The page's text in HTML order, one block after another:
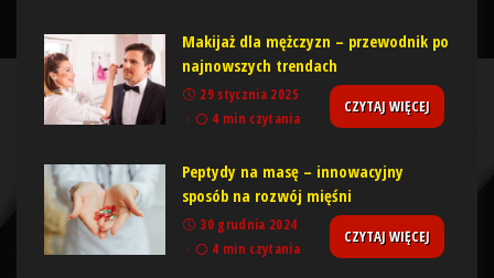
Makijaż dla mężczyzn – przewodnik po
najnowszych trendach
29 stycznia 2025
4 min czytania
CZYTAJ WIĘCEJ
Peptydy na masę – innowacyjny
sposób na rozwój mięśni
30 grudnia 2024
4 min czytania
CZYTAJ WIĘCEJ